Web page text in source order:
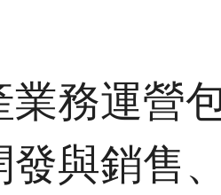
業務運營
發與銷售